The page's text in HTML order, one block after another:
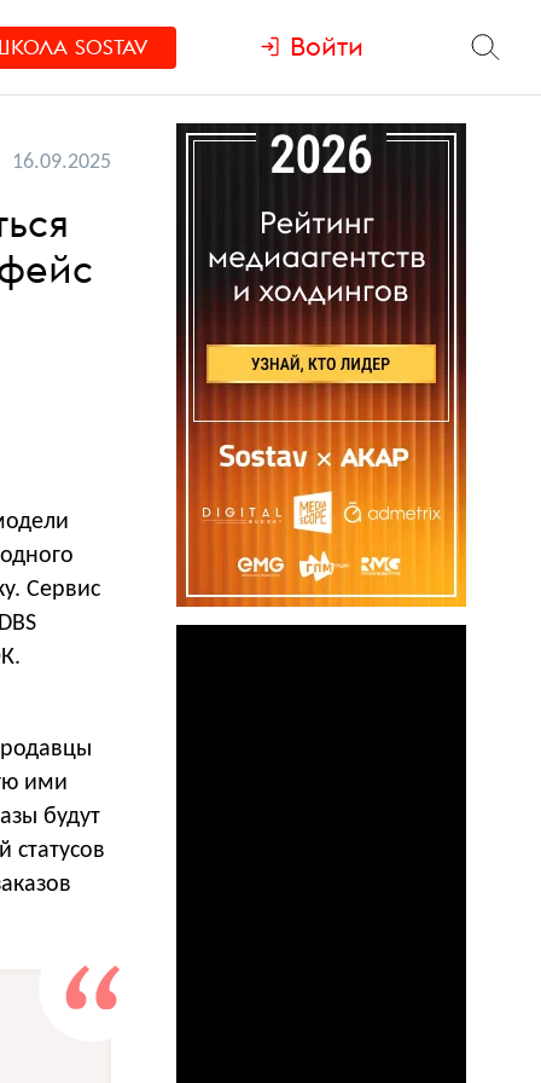
SOSTAV Войти
16.09.2025
Сервис
ими
будут
статусов